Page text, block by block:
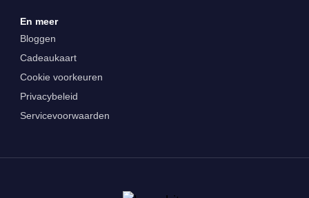
En meer
Bloggen
Cadeaukaart
Cookie voorkeuren
Privacybeleid
Servicevoorwaarden